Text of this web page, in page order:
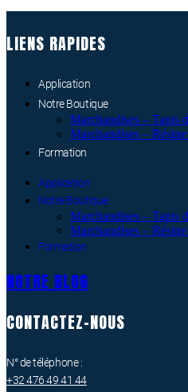
LIENS RAPIDES
Application
Notre Boutique
Marchandises – Tapis
Marchandises –
Formation
Application
Notre Boutique
Marchandises – Tapis
Marchandises –
Formation
NOTRE BLOG
CONTACTEZ-NOUS
N° de téléphone :
+32 476 49 41 44